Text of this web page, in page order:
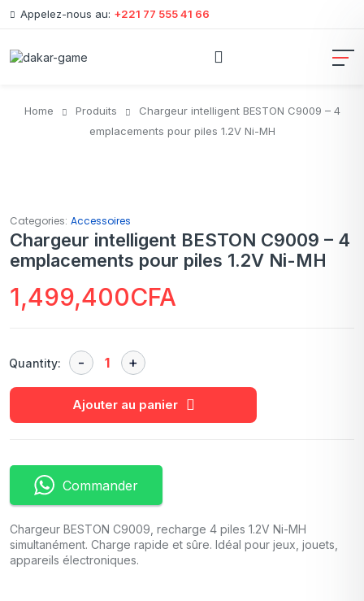
Appelez-nous au: +221 77 555 41 66
Home Produits
Chargeur intelligent BESTON C9009 – 4
emplacements pour piles 1.2V Ni-MH
Categories: Accessoires
Chargeur intelligent BESTON C9009 – 4
emplacements pour piles 1.2V Ni-MH
1,499,400CFA
Quantity:
Ajouter au panier
Commander
Chargeur BESTON C9009, recharge 4 piles 1.2V Ni-MH
simultanément. Charge rapide et sûre. Idéal pour jeux, jouets,
appareils électroniques.